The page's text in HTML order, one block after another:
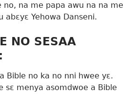
no, na me papa awu na na me
abɛyɛ Yehowa Danseni.
NO SESAA
Bible no ka no nni hwee yɛ.
sɛ menya asomdwoe a Bible